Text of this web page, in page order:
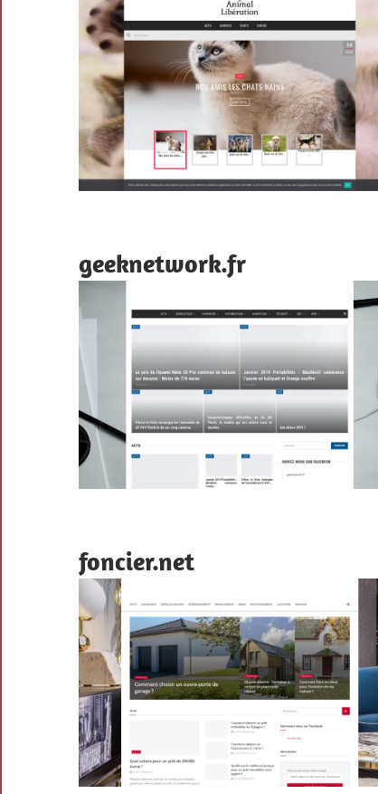
geeknetwork.fr
foncier.net